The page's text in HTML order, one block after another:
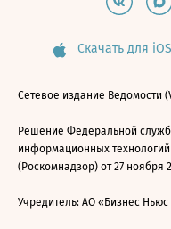
Скачать для iOS
Сетевое издание Ведомости
Решение Федеральной
информационных
(Роскомнадзор) от 27 ноября
Учредитель: АО «Бизнес